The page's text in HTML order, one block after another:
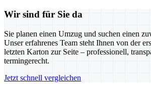
Wir sind für Sie da
Sie planen einen Umzug und suchen einen
Unser erfahrenes Team steht Ihnen von der
letzten Karton zur Seite – professionell,
termingerecht.
Jetzt schnell vergleichen